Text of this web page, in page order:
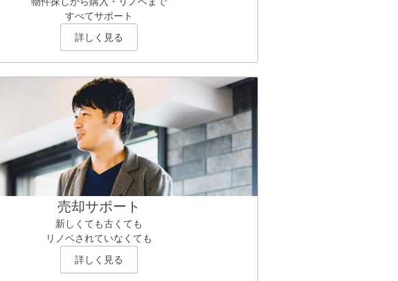
すべてサポート
詳しく見る
売却サポート
新しくても古くても
リノベされていなくても
詳しく見る